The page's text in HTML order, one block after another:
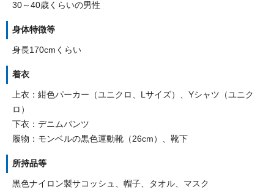
30～40歳くらいの男性
身体特徴等
身長170cmくらい
着衣
上衣：紺色パーカー（ユニクロ、Lサイズ）、Yシャツ（ユニク
ロ）
下衣：デニムパンツ
履物：モンベルの黒色運動靴（26cm）、靴下
所持品等
黒色ナイロン製サコッシュ、帽子、タオル、マスク